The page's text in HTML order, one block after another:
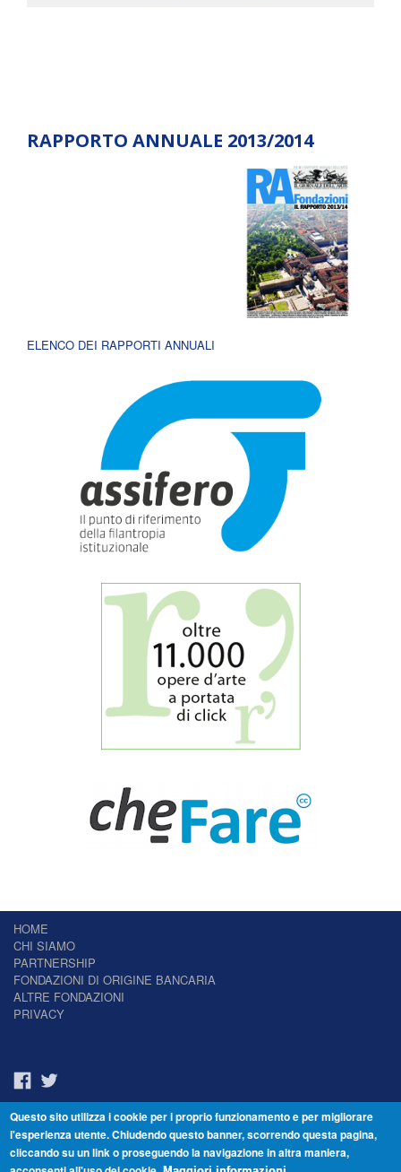
RAPPORTO ANNUALE 2013/2014
ELENCO DEI RAPPORTI ANNUALI
HOME
CHI SIAMO
PARTNERSHIP
FONDAZIONI DI ORIGINE BANCARIA
ALTRE FONDAZIONI
PRIVACY
Il Giornale delle Fondazioni - Periodico telematico
Reg. Tribunale n.7 del 22/07/2014 – ISSN 2421-2466
© Fondazione Venezia 2000 - Dorsoduro 3488/U - 30123 Venezia - Italia -
Questo sito utilizza i cookie per i proprio funzionamento e per migliorare
l'esperienza utente. Chiudendo questo banner, scorrendo questa pagina,
cliccando su un link o proseguendo la navigazione in altra maniera,